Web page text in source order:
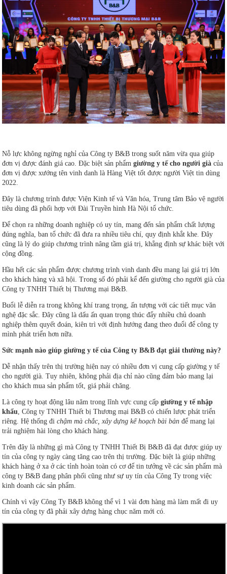
Nỗ lực không ngừng nghỉ của Công ty B&B trong suốt năm vừa qua giúp
đơn vị được đánh giá cao. Đặc biệt sản phẩmgiường y tế cho người già của
đơn vị được xướng tên vinh danh là Hàng Việt tốt được người Việt tin dùng
2022.
Đây là chương trình được Viện Kinh tế và Văn hóa, Trung tâm Bảo vệ người
tiêu dùng đã phối hợp với Đài Truyền hình Hà Nội tổ chức.
Để chọn ra những doanh nghiệp có uy tín, mang đến sản phẩm chất lượng
đúng nghĩa, ban tổ chức đã đưa ra nhiều tiêu chí, quy định khắt khe. Đây
cũng là lý do giúp chương trình nâng tầm giá trị, khẳng định sự khác biệt với
cộng đồng.
Hầu hết các sản phẩm được chương trình vinh danh đều mang lại giá trị lớn
cho khách hàng và xã hội. Trong số đó phải kể đến giường cho người già của
Công ty TNHH Thiết bị Thương mại B&B.
Buổi lễ diễn ra trong không khí trang trọng, ấn tượng với các tiết mục văn
nghệ đặc sắc. Đây cũng là dấu ấn quan trọng thúc đẩy nhiều chủ doanh
nghiệp thêm quyết đoán, kiên trì với định hướng đang theo đuổi để công ty
mình phát triển hơn nữa.
Sức mạnh nào giúp giường y tế của Công ty B&B đạt giải thưởng này?
Dễ nhận thấy trên thị trường hiện nay có nhiều đơn vị cung cấp giường y tế
cho người già. Tuy nhiên, không phải địa chỉ nào cũng đảm bảo mang lại
cho khách mua sản phẩm tốt, giá phải chăng.
Là công ty hoạt động lâu năm trong lĩnh vực cung cấpgiường y tế nhập
khẩu, Công ty TNHH Thiết bị Thương mại B&B có chiến lược phát triển
riêng. Hệ thống đichậm mà chắc, xây dựng kế hoạch bài bản để mang lại
trải nghiệm hài lòng cho khách hàng.
Trên đây là những gì mà Công ty TNHH Thiết Bị B&B đã đạt được giúp uy
tín của công ty ngày càng tăng cao trên thị trường. Đặc biệt là giúp những
khách hàng ở xa ở các tỉnh hoàn toàn có cơ để tin tưởng về các sản phẩm mà
công ty B&B đang phân phối cũng như sự uy tín của Công Ty trong việc
kinh doanh các sản phẩm.
Chính vì vậy Công Ty B&B không thể vì 1 vài đơn hàng mà làm mất đi uy
tín của công ty đã phải xây dựng hàng chục năm mới có.